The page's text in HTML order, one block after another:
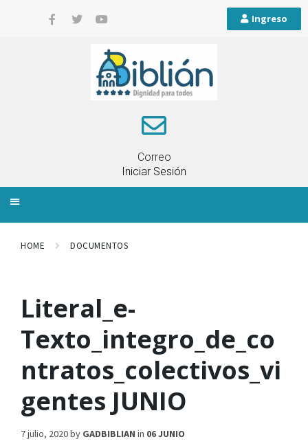
Ingreso
Correo
Iniciar Sesión
HOME DOCUMENTOS
Literal_e-
Texto_integro_de_co
ntratos_colectivos_vi
gentes JUNIO
7 julio, 2020by GADBIBLIAN in 06 JUNIO